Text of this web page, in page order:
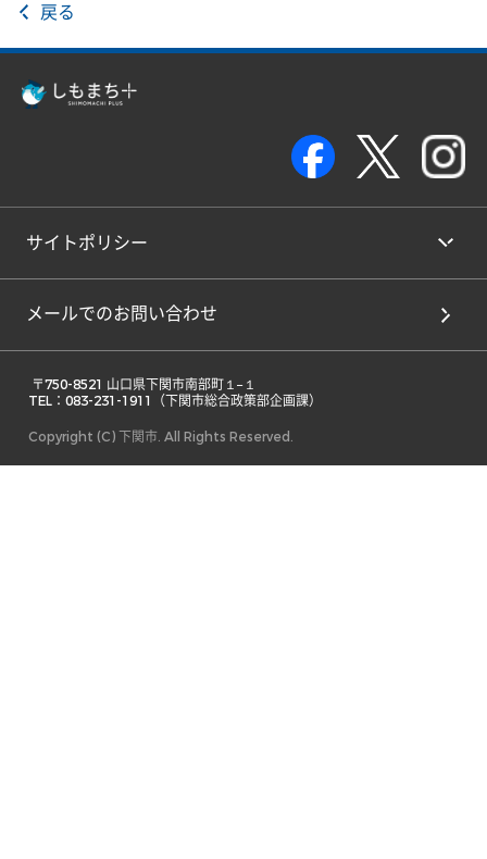
戻る
サイトポリシー
メールでのお問い合わせ
TEL：083-231-1911（下関市総合政策部企画課）
Copyright (C) 下関市. All Rights Reserved.